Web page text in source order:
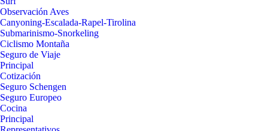
Observación Aves
Canyoning-Escalada-Rapel-Tirolina
Submarinismo-Snorkeling
Ciclismo Montaña
Seguro de Viaje
Principal
Cotización
Seguro Schengen
Seguro Europeo
Cocina
Principal